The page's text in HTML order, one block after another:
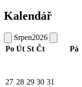
Kalendář
Srpen2026
Po Út St Čt Pá
27 28 29 30 31